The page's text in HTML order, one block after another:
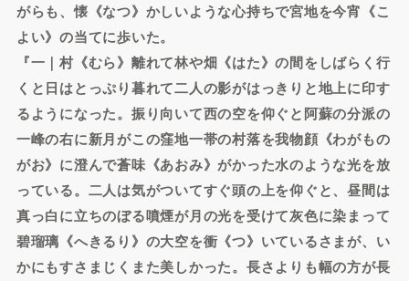
がらも、懐《なつ》かしいような心持ちで宮地を今宵《こ
よい》の当てに歩いた。
『一｜村《むら》離れて林や畑《はた》の間をしばらく行
くと日はとっぷり暮れて二人の影がはっきりと地上に印す
るようになった。振り向いて西の空を仰ぐと阿蘇の分派の
一峰の右に新月がこの窪地一帯の村落を我物顔《わがもの
がお》に澄んで蒼味《あおみ》がかった水のような光を放
っている。二人は気がついてすぐ頭の上を仰ぐと、昼間は
真っ白に立ちのぼる噴煙が月の光を受けて灰色に染まって
碧瑠璃《へきるり》の大空を衝《つ》いているさまが、い
かにもすさまじくまた美しかった。長さよりも幅の方が長